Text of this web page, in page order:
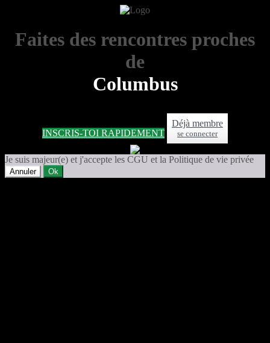
Faites des rencontres proches
de
Columbus
INSCRIS-TOI RAPIDEMENT
Déjà membre
se connecter
Je suis majeur(e) et j'accepte les CGU et la Politique de vie privée
Annuler Ok